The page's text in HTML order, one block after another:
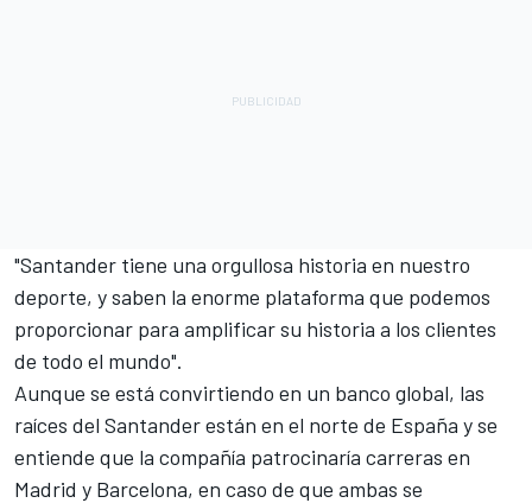
"Santander tiene una orgullosa historia en nuestro
deporte, y saben la enorme plataforma que podemos
proporcionar para amplificar su historia a los clientes
de todo el mundo".
Aunque se está convirtiendo en un banco global, las
raíces del Santander están en el norte de España y se
entiende que la compañía patrocinaría carreras en
Madrid y Barcelona, en caso de que ambas se